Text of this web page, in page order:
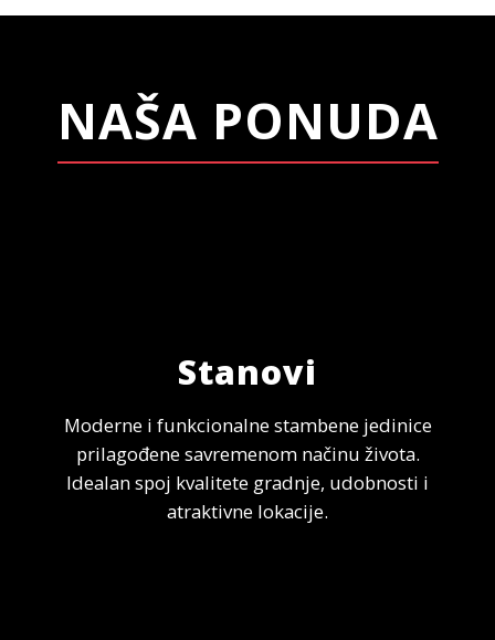
NAŠA PONUDA
Stanovi
Moderne i funkcionalne stambene jedinice
prilagođene savremenom načinu života.
Idealan spoj kvalitete gradnje, udobnosti i
atraktivne lokacije.